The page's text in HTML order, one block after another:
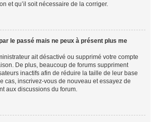
et qu’il soit nécessaire de la corriger.
le passé mais ne peux à présent plus me
ait désactivé ou supprimé votre compte
De plus, beaucoup de forums suppriment
inactifs afin de réduire la taille de leur base
cas, inscrivez-vous de nouveau et essayez de
aux discussions du forum.